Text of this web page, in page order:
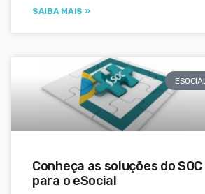
SAIBA MAIS »
ESOCIAL
Conheça as soluções do SOC
para o eSocial